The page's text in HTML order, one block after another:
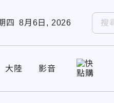
四 8月6日, 2026
大陸 影音